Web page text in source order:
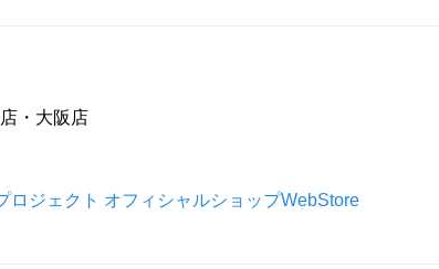
・大阪店
ロジェクト オフィシャルショップWebStore